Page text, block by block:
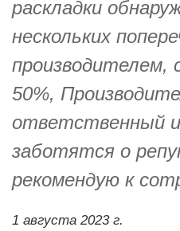
раскладки
нескольких
производителем,
50%,
ответственный
заботятся о
рекомендую к
1 августа 2023 г.